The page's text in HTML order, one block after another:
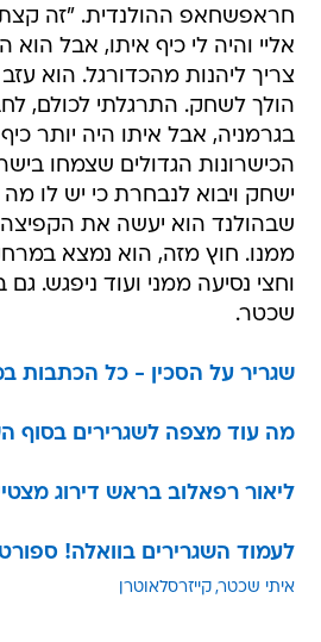
חראפשחאפ ההולנדית. "זה קצת
אליי והיה לי כיף איתו, אבל הוא
צריך ליהנות מהכדורגל. הוא
הולך לשחק. התרגלתי לכולם,
בגרמניה, אבל איתו היה יותר
הכישרונות הגדולים שצמחו
ישחק ויבוא לנבחרת כי יש לו
שבהולנד הוא יעשה את
ממנו. חוץ מזה, הוא נמצא
וחצי נסיעה ממני ועוד ניפגש.
שכטר.
שגריר על הסכין - כל הכתבות
מה עוד מצפה לשגרירים בסוף
ליאור רפאלוב בראש דירוג
לעמוד השגרירים בוואלה! ספורט
איתי שכטר קייזרסלאוטרן